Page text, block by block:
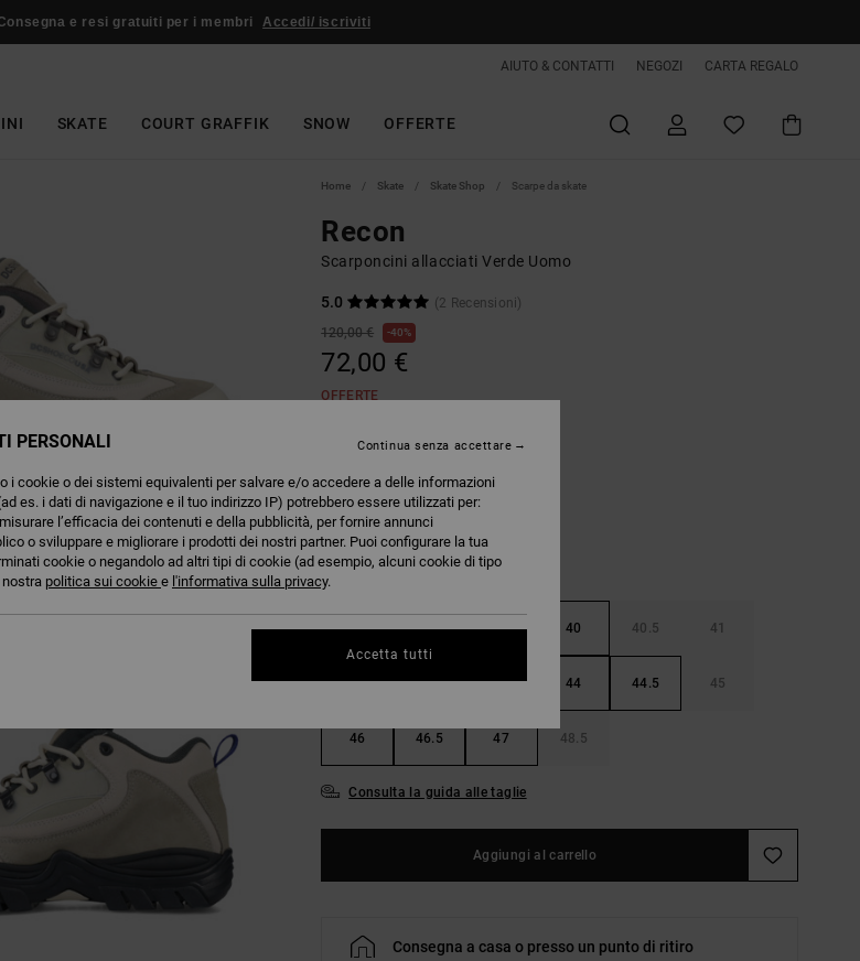
e resi gratuiti per i membri Accedi/ iscriviti
AIUTO & CONTATTI NEGOZI CARTA REGALO
SKATE COURT GRAFFIK SNOW OFFERTE
Home Skate Skate Shop Scarpe da skate
Recon
Scarponcini allacciati Verde Uomo
5.0
(2 Recensioni)
120,00 €
40%
72,00 €
OFFERTE
38 38.5 39 40 40.5 41
42 42.5 43 44 44.5 45
46 46.5 47 48.5
Consulta la guida alle taglie
Aggiungi al carrello
Consegna a casa o presso un punto di ritiro
PERSONALI
i cookie o dei sistemi equivalenti per salvare e/o accedere a delle informazioni
es. i dati di navigazione e il tuo indirizzo IP) potrebbero essere utilizzati per:
l’efficacia dei contenuti e della pubblicità, per fornire annunci
o sviluppare e migliorare i prodotti dei nostri partner. Puoi configurare la tua
cookie o negandolo ad altri tipi di cookie (ad esempio, alcuni cookie di tipo
politica sui cookie e l'informativa sulla privacy.
Continua senza accettare
Accetta tutti